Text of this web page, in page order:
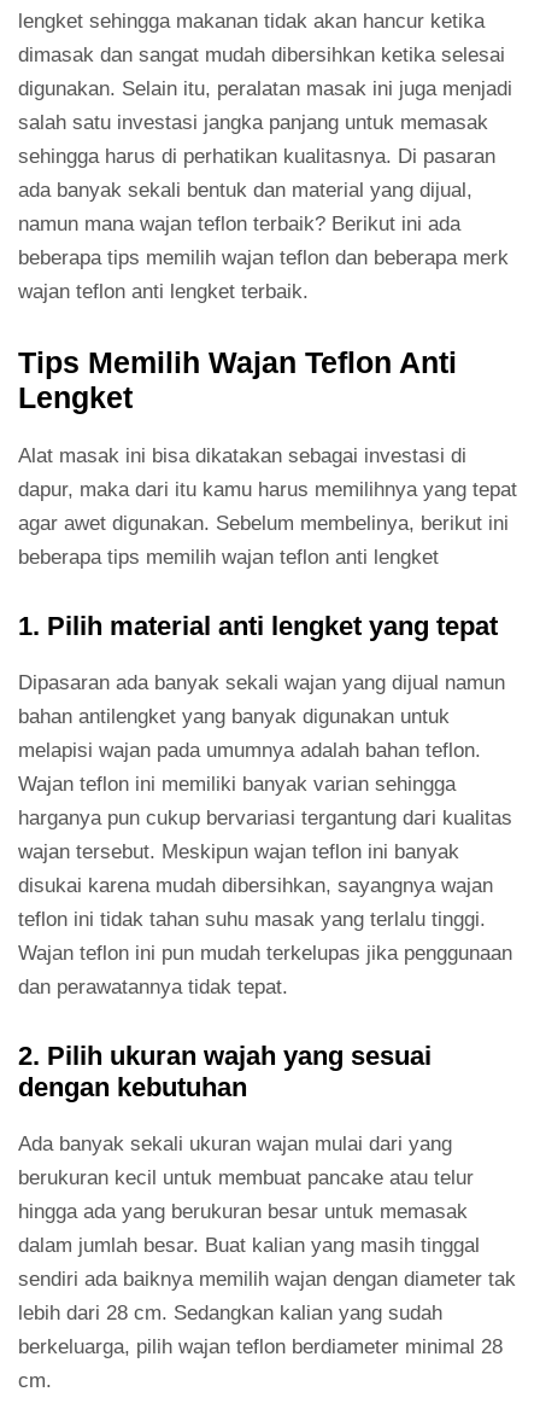
lengket sehingga makanan tidak akan hancur ketika
dimasak dan sangat mudah dibersihkan ketika selesai
digunakan. Selain itu, peralatan masak ini juga menjadi
salah satu investasi jangka panjang untuk memasak
sehingga harus di perhatikan kualitasnya. Di pasaran
ada banyak sekali bentuk dan material yang dijual,
namun mana wajan teflon terbaik? Berikut ini ada
beberapa tips memilih wajan teflon dan beberapa merk
wajan teflon anti lengket terbaik.
Tips Memilih Wajan Teflon Anti
Lengket
Alat masak ini bisa dikatakan sebagai investasi di
dapur, maka dari itu kamu harus memilihnya yang tepat
agar awet digunakan. Sebelum membelinya, berikut ini
beberapa tips memilih wajan teflon anti lengket
1. Pilih material anti lengket yang tepat
Dipasaran ada banyak sekali wajan yang dijual namun
bahan antilengket yang banyak digunakan untuk
melapisi wajan pada umumnya adalah bahan teflon.
Wajan teflon ini memiliki banyak varian sehingga
harganya pun cukup bervariasi tergantung dari kualitas
wajan tersebut. Meskipun wajan teflon ini banyak
disukai karena mudah dibersihkan, sayangnya wajan
teflon ini tidak tahan suhu masak yang terlalu tinggi.
Wajan teflon ini pun mudah terkelupas jika penggunaan
dan perawatannya tidak tepat.
2. Pilih ukuran wajah yang sesuai
dengan kebutuhan
Ada banyak sekali ukuran wajan mulai dari yang
berukuran kecil untuk membuat pancake atau telur
hingga ada yang berukuran besar untuk memasak
dalam jumlah besar. Buat kalian yang masih tinggal
sendiri ada baiknya memilih wajan dengan diameter tak
lebih dari 28 cm. Sedangkan kalian yang sudah
berkeluarga, pilih wajan teflon berdiameter minimal 28
cm.